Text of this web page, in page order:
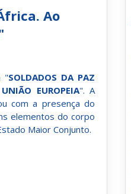
Ao
"SOLDADOS DA PAZ
EUROPEIA". A
com a presença do
elementos do corpo
Maior Conjunto.